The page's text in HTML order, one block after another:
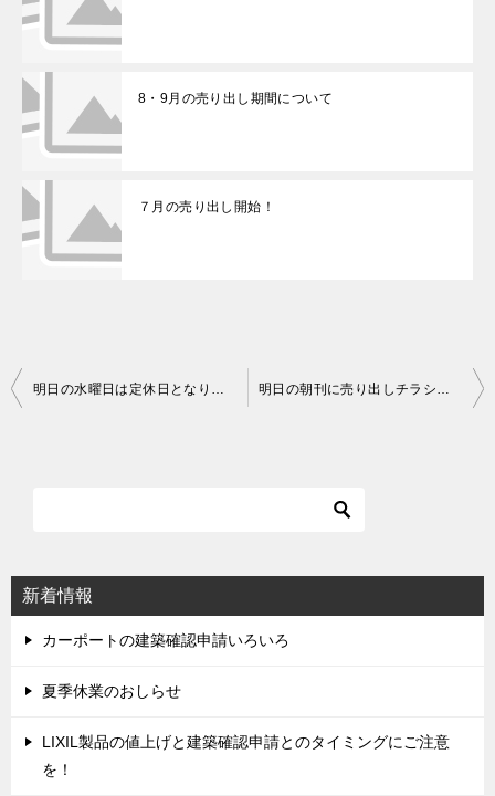
8・9月の売り出し期間について
７月の売り出し開始！
シ
ョ
ン
明日の水曜日は定休日となります＾＾ 明日の朝刊に売り出しチラシが折り込まれます＾＾
新着情報
カーポートの建築確認申請いろいろ
夏季休業のおしらせ
LIXIL製品の値上げと建築確認申請とのタイミングにご注意
を！